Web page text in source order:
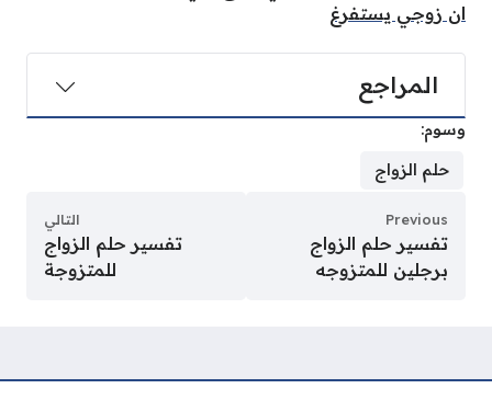
ان زوجي يستفرغ
المراجع
وسوم:
حلم الزواج
Previous
تفسير حلم الزواج
برجلين للمتزوجه
التالي
تفسير حلم الزواج
للمتزوجة